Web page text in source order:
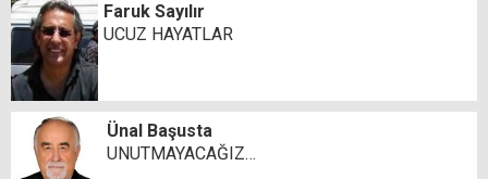
Faruk Sayılır
UCUZ HAYATLAR
Ünal Başusta
UNUTMAYACAĞIZ…